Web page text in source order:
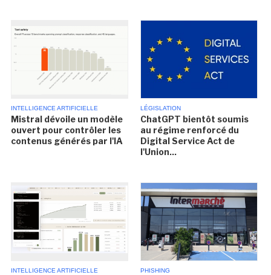
INTELLIGENCE ARTIFICIELLE
Mistral dévoile un modèle
ouvert pour contrôler les
contenus générés par l'IA
LÉGISLATION
ChatGPT bientôt soumis
au régime renforcé du
Digital Service Act de
l'Union...
INTELLIGENCE ARTIFICIELLE PHISHING